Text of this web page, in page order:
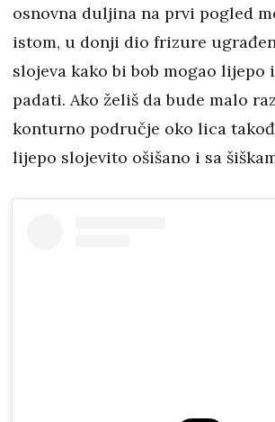
osnovna duljina na prvi pogled
istom, u donji dio frizure
slojeva kako bi bob mogao lijepo
padati. Ako želiš da bude malo
konturno područje oko lica
lijepo slojevito ošišano i sa